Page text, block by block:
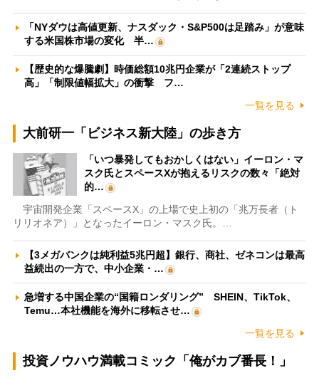
「NYダウは高値更新、ナスダック・S&P500は足踏み」が意味
する米国株市場の変化 半…
【歴史的な爆騰劇】時価総額10兆円企業が「2連続ストップ
高」「制限値幅拡大」の衝撃 フ…
一覧を見る
大前研一「ビジネス新大陸」の歩き方
「いつ暴発してもおかしくはない」イーロン・マ
スク氏とスペースXが抱えるリスクの数々「絶対
的…
宇宙開発企業「スペースX」の上場で史上初の「兆万長者（ト
リリオネア）」となったイーロン・マスク氏。…
【3メガバンクは純利益5兆円超】銀行、商社、ゼネコンは最高
益続出の一方で、中小企業・…
急増する中国企業の“国籍ロンダリング” SHEIN、TikTok、
Temu…本社機能を海外に移転させ…
一覧を見る
投資ノウハウ満載コミック「俺がカブ番長！」